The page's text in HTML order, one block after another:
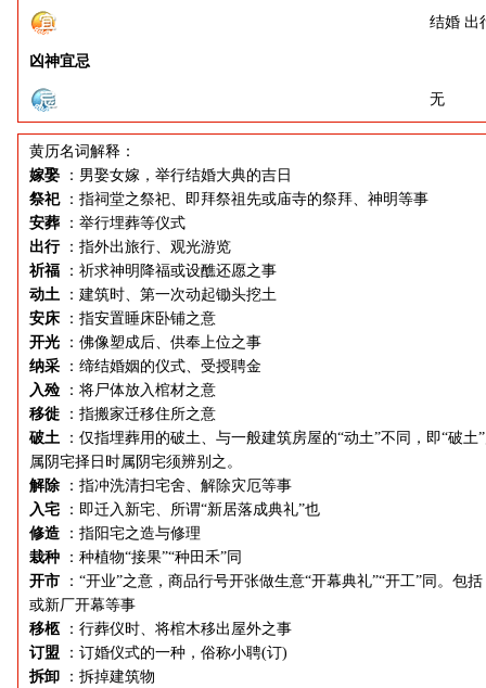
结婚 出
凶神宜忌
无
黄历名词解释：
嫁娶
：男娶女嫁，举行结婚大典的吉日
祭祀 ：指祠堂之祭祀、即拜祭祖先或庙寺的祭拜、神明等事
安葬
：举行埋葬等仪式
出行 ：指外出旅行、观光游览
祈福
：祈求神明降福或设醮还愿之事
动土
：建筑时、第一次动起锄头挖土
安床
：指安置睡床卧铺之意
开光
：佛像塑成后、供奉上位之事
纳采
：缔结婚姻的仪式、受授聘金
入殓
：将尸体放入棺材之意
移徙
：指搬家迁移住所之意
破土
：仅指埋葬用的破土、与一般建筑房屋的“动土”不同，即“破
属阴宅择日时属阴宅须辨别之。
解除
：指冲洗清扫宅舍、解除灾厄等事
入宅
：即迁入新宅、所谓“新居落成典礼”也
修造
：指阳宅之造与修理
栽种
：种植物“接果”“种田禾”同
开市
：“开业”之意，商品行号开张做生意“开幕典礼”“开工”同。
或新厂开幕等事
移柩
：行葬仪时、将棺木移出屋外之事
订盟
：订婚仪式的一种，俗称小聘(订)
拆卸
：拆掉建筑物